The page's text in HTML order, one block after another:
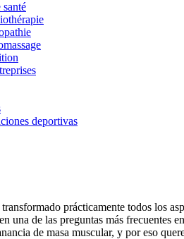
santé
deportivas
prácticamente todos los
una de las preguntas más frecuentes
de masa muscular, y por eso